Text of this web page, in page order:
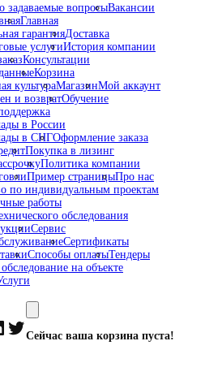
задаваемые вопросыВакансии
Главная
гарантияДоставка
услугиИстория компании
Консультации
Корзина
культураМагазинМой аккаунт
и возвратОбучение
в России
в СНГОформление заказа
Покупка в лизинг
Политика компании
Пример страницыПро нас
по индивидуальным проектам
работы
обследования
Сервис
Сертификаты
Способы оплатыТендеры
на объекте
Twitter
Сейчас ваша корзина пуста!